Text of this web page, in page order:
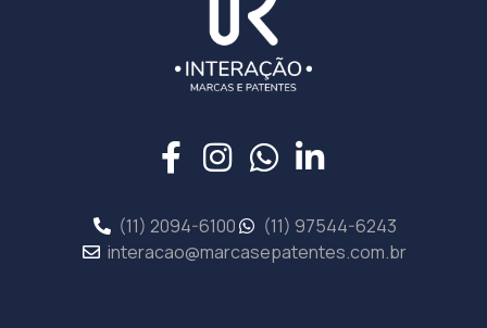
(11) 2094-6100
(11) 97544-6243
interacao@marcasepatentes.com.br